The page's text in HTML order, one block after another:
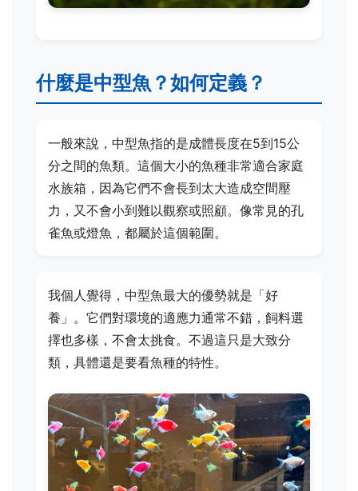
什麼是中型魚？如何定義？
一般來說，中型魚指的是成體長度在5到15公
分之間的魚類。這個大小的魚種非常適合家庭
水族箱，因為它們不會長到太大造成空間壓
力，又不會小到難以觀察或照顧。像常見的孔
雀魚或燈魚，都屬於這個範圍。
我個人覺得，中型魚最大的優勢就是「好
養」。它們對環境的適應力通常不錯，飼料選
擇也多樣，不會太挑食。不過這只是大致分
類，具體還是要看魚種的特性。